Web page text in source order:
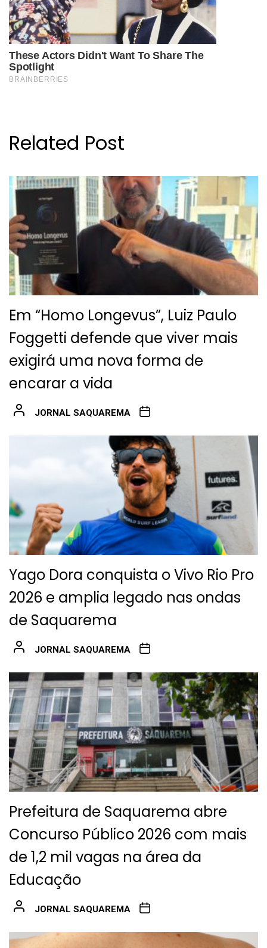
Related Post
Em “Homo Longevus”, Luiz Paulo
Foggetti defende que viver mais
exigirá uma nova forma de
encarar a vida
JORNAL SAQUAREMA
Yago Dora conquista o Vivo Rio Pro
2026 e amplia legado nas ondas
de Saquarema
JORNAL SAQUAREMA
Prefeitura de Saquarema abre
Concurso Público 2026 com mais
de 1,2 mil vagas na área da
Educação
JORNAL SAQUAREMA